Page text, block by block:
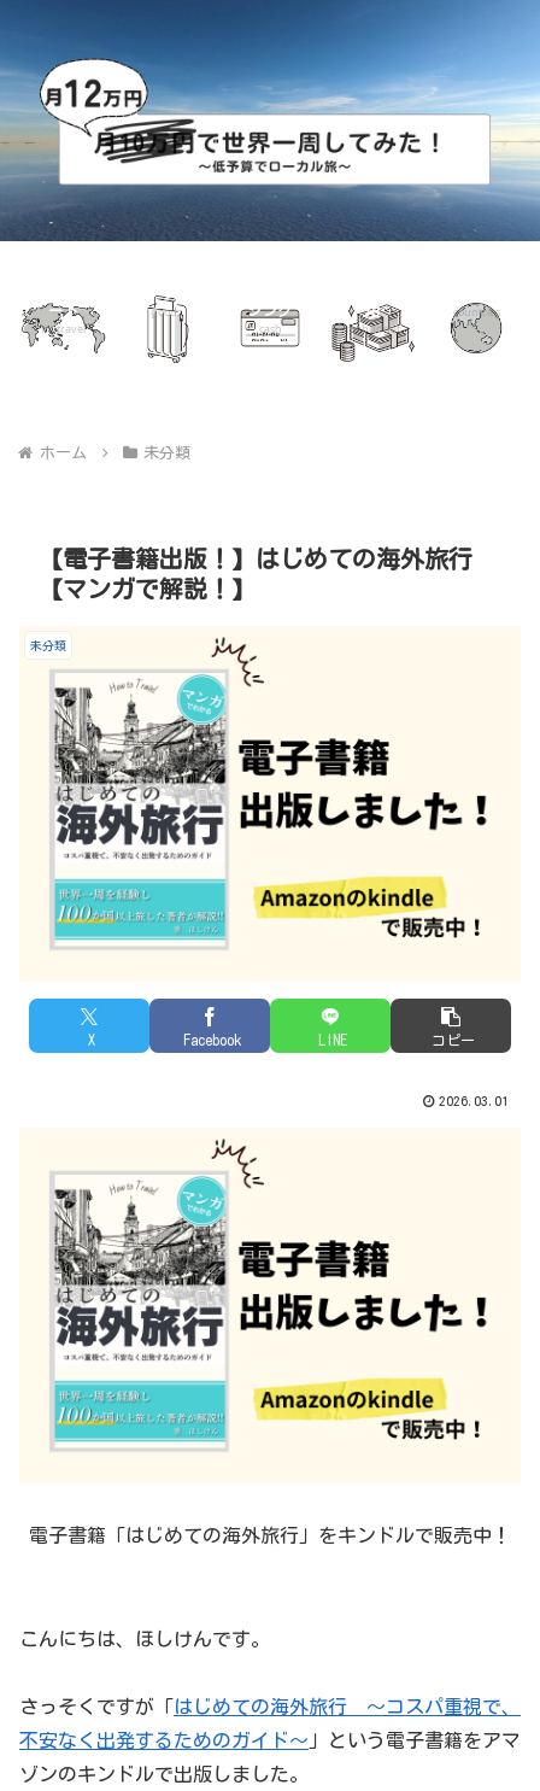
ート
mytravel
グッズ
goods
シング
cash
用
mybudget
countries
ホーム 未分類
【電子書籍出版！】はじめての海外旅行
【マンガで解説！】
未分類
X Facebook LINE コピー
2026.03.01
電子書籍「はじめての海外旅行」をキンドルで販売中！
こんにちは、ほしけんです。
さっそくですが「はじめての海外旅行 ～コスパ重視で、
不安なく出発するためのガイド～ 」という電子書籍をアマ
ゾンのキンドルで出版しました。